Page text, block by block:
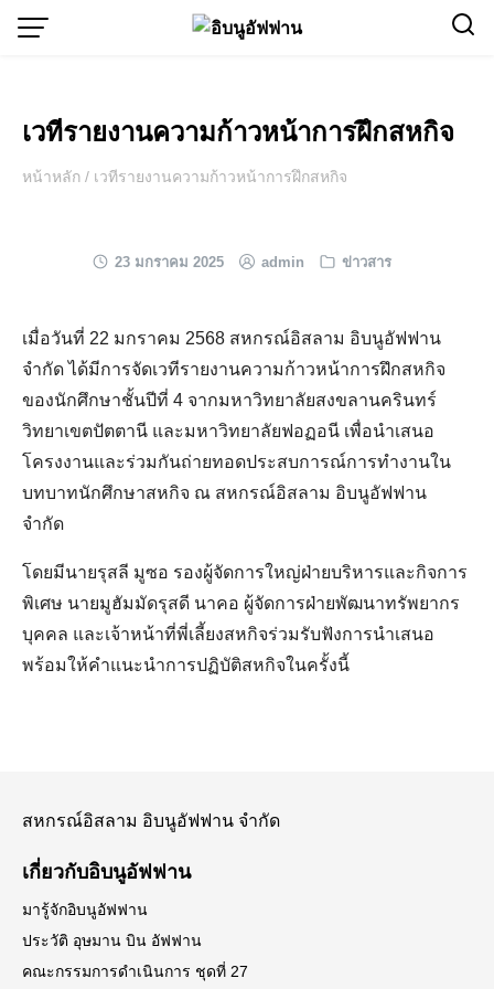
for:
เวทีรายงานความก้าวหน้าการฝึกสหกิจ
หน้าหลัก / เวทีรายงานความก้าวหน้าการฝึกสหกิจ
23 มกราคม 2025 admin ข่าวสาร
เมื่อวันที่ 22 มกราคม 2568 สหกรณ์อิสลาม อิบนูอัฟฟาน
จำกัด ได้มีการจัดเวทีรายงานความก้าวหน้าการฝึกสหกิจ
ของนักศึกษาชั้นปีที่ 4 จากมหาวิทยาลัยสงขลานครินทร์
วิทยาเขตปัตตานี และมหาวิทยาลัยฟอฏอนี เพื่อนำเสนอ
โครงงานและร่วมกันถ่ายทอดประสบการณ์การทำงานใน
บทบาทนักศึกษาสหกิจ ณ สหกรณ์อิสลาม อิบนูอัฟฟาน
จำกัด
โดยมีนายรุสลี มูซอ รองผู้จัดการใหญ่ฝ่ายบริหารและกิจการ
พิเศษ นายมูฮัมมัดรุสดี นาคอ ผู้จัดการฝ่ายพัฒนาทรัพยากร
บุคคล และเจ้าหน้าที่พี่เลี้ยงสหกิจร่วมรับฟังการนำเสนอ
พร้อมให้คำแนะนำการปฏิบัติสหกิจในครั้งนี้
สหกรณ์อิสลาม อิบนูอัฟฟาน จำกัด
เกี่ยวกับอิบนูอัฟฟาน
มารู้จักอิบนูอัฟฟาน
ประวัติ อุษมาน บิน อัฟฟาน
คณะกรรมการดำเนินการ ชุดที่ 27